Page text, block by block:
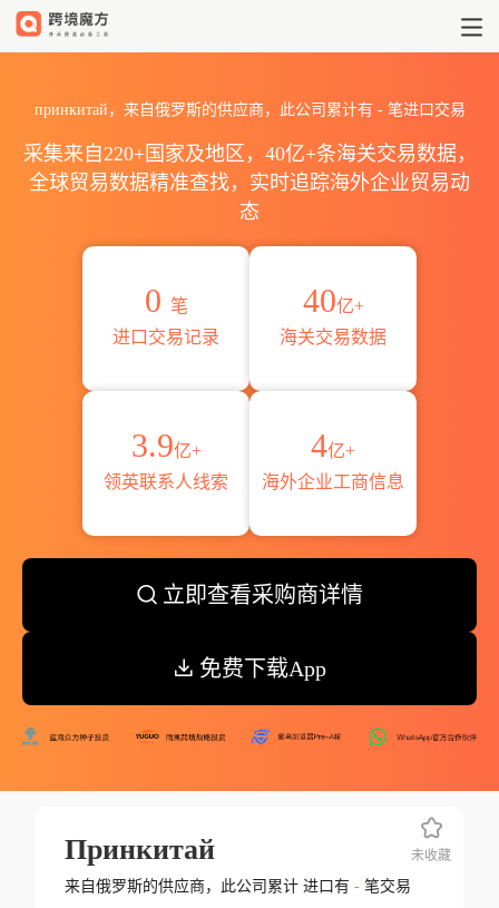
принкитай，来自俄罗斯的供应商，此公司累计有 -笔进口交易
采集来自220+国家及地区，40亿+条海关交易数据，
全球贸易数据精准查找，实时追踪海外企业贸易动
态
0 笔
进口交易记录
40亿+
海关交易数据
3.9亿+
领英联系人线索
4亿+
海外企业工商信息
立即查看采购商详情
免费下载App
Принкитай
来自俄罗斯的供应商，此公司累计 进口有 -笔交易
未收藏